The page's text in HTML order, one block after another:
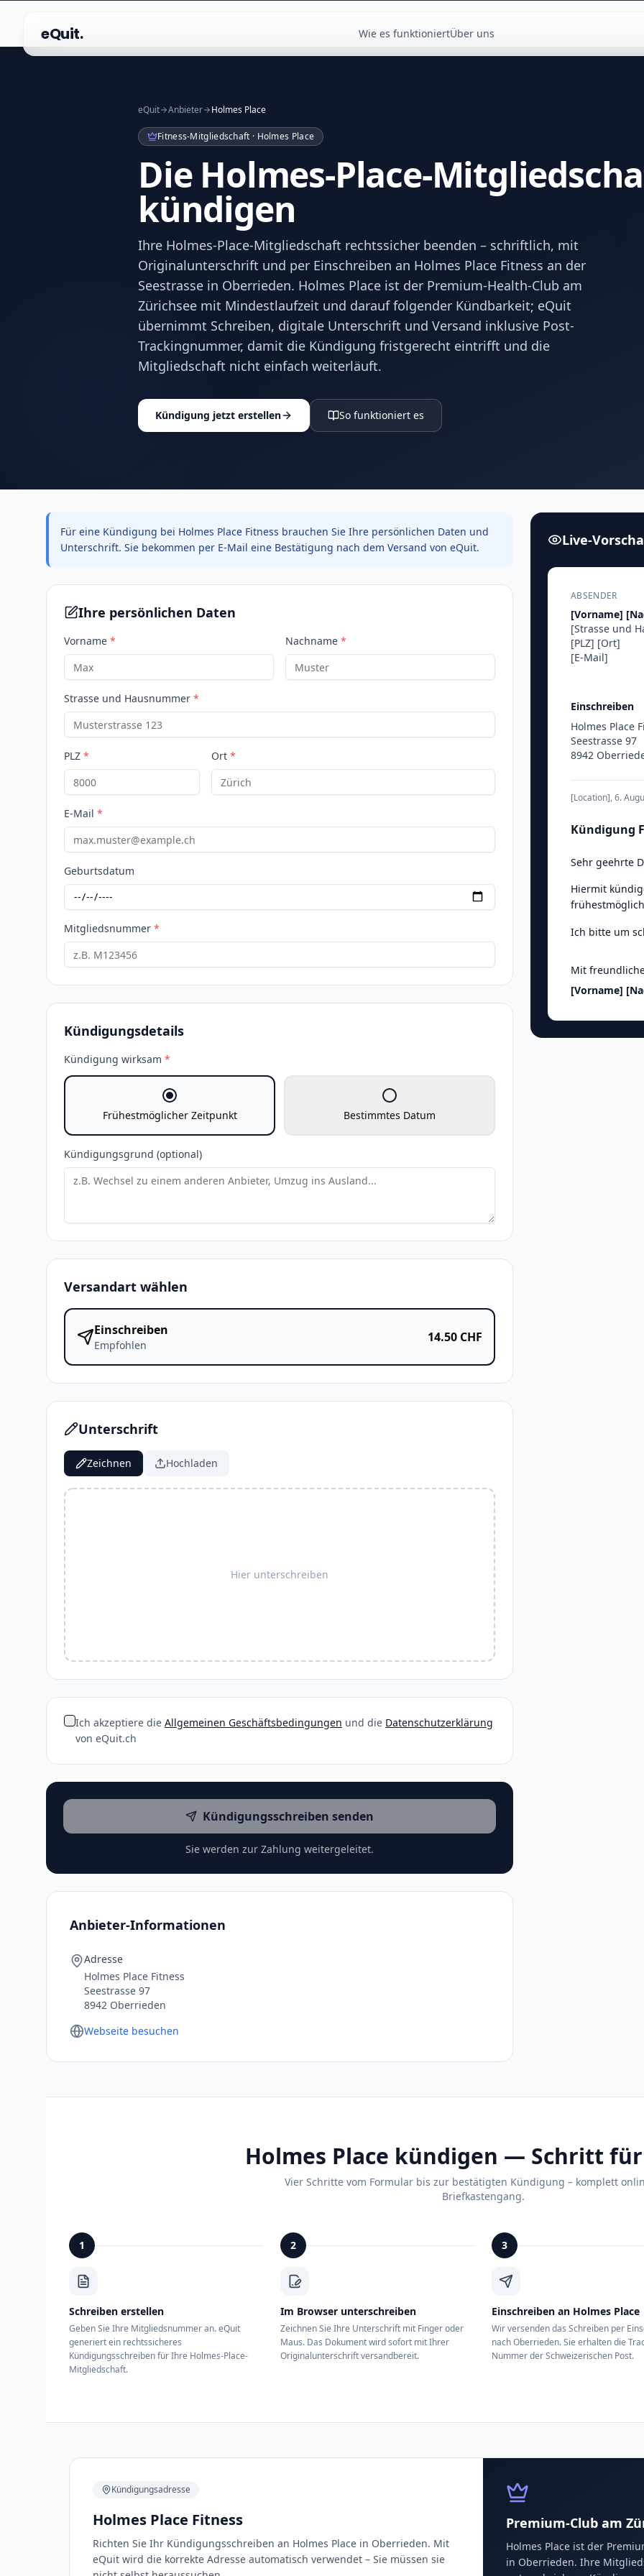
eQuit. Wie es funktioniertÜber uns
eQuit Anbieter Holmes Place
Fitness-Mitgliedschaft · Holmes Place
Die Holmes-Place-
kündigen
Ihre Holmes-Place-Mitgliedschaft rechtssicher beenden – schriftlich, mit
Originalunterschrift und per Einschreiben an Holmes Place Fitness an der
Seestrasse in Oberrieden. Holmes Place ist der Premium-Health-Club am
Zürichsee mit Mindestlaufzeit und darauf folgender Kündbarkeit; eQuit
übernimmt Schreiben, digitale Unterschrift und Versand inklusive Post-
Trackingnummer, damit die Kündigung fristgerecht eintrifft und die
Mitgliedschaft nicht einfach weiterläuft.
Kündigung jetzt erstellen So funktioniert es
Für eine Kündigung bei Holmes Place Fitness brauchen Sie Ihre persönlichen Daten und
Unterschrift. Sie bekommen per E-Mail eine Bestätigung nach dem Versand von eQuit.
Ihre persönlichen Daten
Vorname * Nachname *
Strasse und Hausnummer *
PLZ * Ort *
E-Mail *
Geburtsdatum
Mitgliedsnummer *
Kündigungsdetails
Kündigung wirksam *
Frühestmöglicher Zeitpunkt Bestimmtes Datum
Kündigungsgrund (optional)
Versandart wählen
Einschreiben
Empfohlen
14.50 CHF
Unterschrift
Zeichnen Hochladen
Hier unterschreiben
Ich akzeptiere die Allgemeinen Geschäftsbedingungen und die Datenschutzerklärung
von eQuit.ch
Kündigungsschreiben senden
Sie werden zur Zahlung weitergeleitet.
Anbieter-Informationen
Adresse
Holmes Place Fitness
Seestrasse 97
8942 Oberrieden
Webseite besuchen
Live-
ABSENDER
[Vorname]
[Strasse und
[PLZ] [Ort]
[E-Mail]
Einschreiben
Holmes Place
Seestrasse 97
8942
[Location],6.
Kündigung
Sehr geehrte
Hiermit
Ich bitte um
Mit
[Vorname]
Holmes Place kündigen — Schritt
Vier Schritte vom Formular bis zur bestätigten Kündigung – komplett
Briefkastengang.
1
Schreiben erstellen
Geben Sie Ihre Mitgliedsnummer an. eQuit
generiert ein rechtssicheres
Kündigungsschreiben für Ihre Holmes-Place-
Mitgliedschaft.
2
Im Browser unterschreiben
Zeichnen Sie Ihre Unterschrift mit Finger oder
Maus. Das Dokument wird sofort mit Ihrer
Originalunterschrift versandbereit.
3
Einschreiben an Holmes Place
Wir versenden das Schreiben per
nach Oberrieden. Sie erhalten die
Nummer der Schweizerischen Post.
Kündigungsadresse
Holmes Place Fitness
Richten Sie Ihr Kündigungsschreiben an Holmes Place in Oberrieden. Mit
eQuit wird die korrekte Adresse automatisch verwendet – Sie müssen sie
Premium-Club am
Holmes Place ist der
in Oberrieden. Ihre